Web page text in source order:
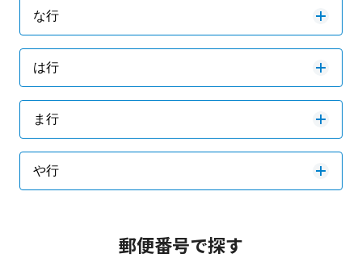
な行
は行
ま行
や行
郵便番号で探す